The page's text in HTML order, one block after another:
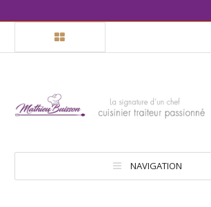
NAVIGATION